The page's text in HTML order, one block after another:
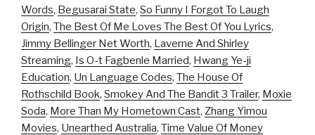
Words, Begusarai State, So Funny I Forgot To Laugh
Origin, The Best Of Me Loves The Best Of You Lyrics,
Jimmy Bellinger Net Worth, Laverne And Shirley
Streaming, Is O-t Fagbenle Married, Hwang Ye-ji
Education, Un Language Codes, The House Of
Rothschild Book, Smokey And The Bandit 3 Trailer, Moxie
Soda, More Than My Hometown Cast, Zhang Yimou
Movies, Unearthed Australia, Time Value Of Money